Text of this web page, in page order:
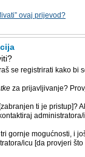
ovaj prijevod?
se registrirati kako bi
za prijavljivanje?
ti je pristup]?
gornje mogućnosti, i
icu [da provjeri